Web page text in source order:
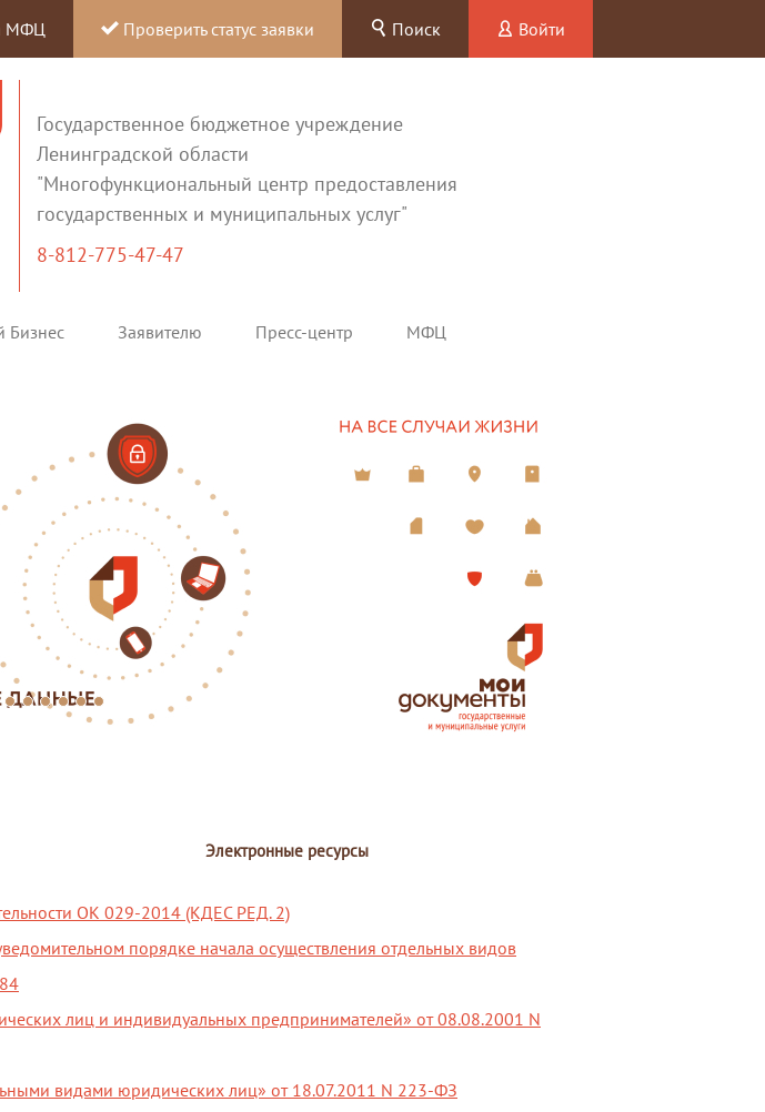
МФЦ Проверить статус заявки Поиск Войти
Государственное бюджетное учреждение
Ленинградской области
"Многофункциональный центр предоставления
государственных и муниципальных услуг"
8-812-775-47-47
Бизнес Заявителю Пресс-центр МФЦ
Электронные ресурсы
ОК 029-2014 (КДЕС РЕД. 2)
порядке начала осуществления отдельных видов
лиц и индивидуальных предпринимателей» от 08.08.2001 N
видами юридических лиц» от 18.07.2011 N 223-ФЗ